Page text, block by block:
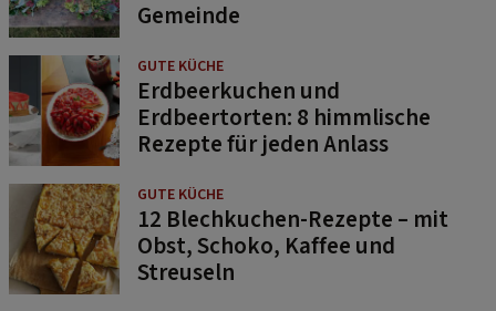
Gemeinde
GUTE KÜCHE
Erdbeerkuchen und
Erdbeertorten: 8 himmlische
Rezepte für jeden Anlass
GUTE KÜCHE
12 Blechkuchen-Rezepte – mit
Obst, Schoko, Kaffee und
Streuseln